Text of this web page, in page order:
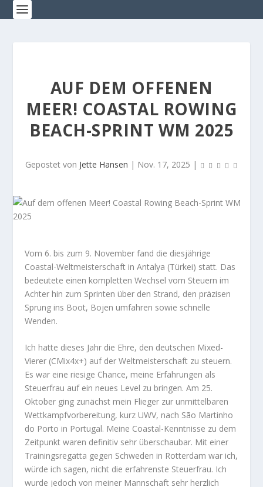
AUF DEM OFFENEN
MEER! COASTAL ROWING
BEACH-SPRINT WM 2025
Gepostet von Jette Hansen | Nov. 17, 2025 |
Vom 6. bis zum 9. November fand die diesjährige
Coastal-Weltmeisterschaft in Antalya (Türkei) statt. Das
bedeutete einen kompletten Wechsel vom Steuern im
Achter hin zum Sprinten über den Strand, den präzisen
Sprung ins Boot, Bojen umfahren sowie schnelle
Wenden.
Ich hatte dieses Jahr die Ehre, den deutschen Mixed-
Vierer (CMix4x+) auf der Weltmeisterschaft zu steuern.
Es war eine riesige Chance, meine Erfahrungen als
Steuerfrau auf ein neues Level zu bringen. Am 25.
Oktober ging zunächst mein Flieger zur unmittelbaren
Wettkampfvorbereitung, kurz UWV, nach São Martinho
do Porto in Portugal. Meine Coastal-Kenntnisse zu dem
Zeitpunkt waren definitiv sehr überschaubar. Mit einer
Trainingsregatta gegen Schweden in Rotterdam war ich,
würde ich sagen, nicht die erfahrenste Steuerfrau. Ich
wurde jedoch von meiner Mannschaft sehr herzlich